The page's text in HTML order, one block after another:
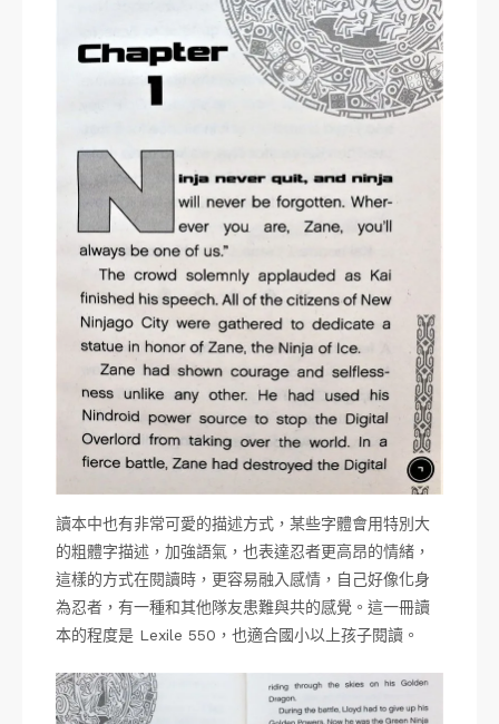
讀本中也有非常可愛的描述方式，某些字體會用特別大
的粗體字描述，加強語氣，也表達忍者更高昂的情緒，
這樣的方式在閱讀時，更容易融入感情，自己好像化身
為忍者，有一種和其他隊友患難與共的感覺。這一冊讀
本的程度是 Lexile 550，也適合國小以上孩子閱讀。